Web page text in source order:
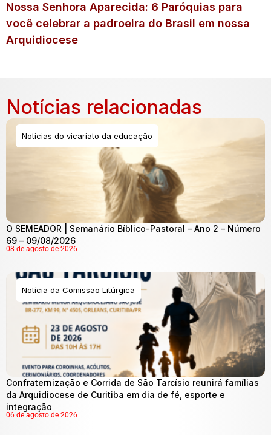
Nossa Senhora Aparecida: 6 Paróquias para
você celebrar a padroeira do Brasil em nossa
Arquidiocese
Notícias relacionadas
Noticias do vicariato da educação
O SEMEADOR | Semanário Bíblico-Pastoral – Ano 2 – Número
69 – 09/08/2026
08 de agosto de 2026
Notícia da Comissão Litúrgica
Confraternização e Corrida de São Tarcísio reunirá famílias
da Arquidiocese de Curitiba em dia de fé, esporte e
integração
06 de agosto de 2026